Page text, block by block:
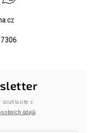
souhlasíte s
údajů